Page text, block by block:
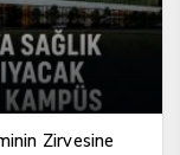
Zirvesine